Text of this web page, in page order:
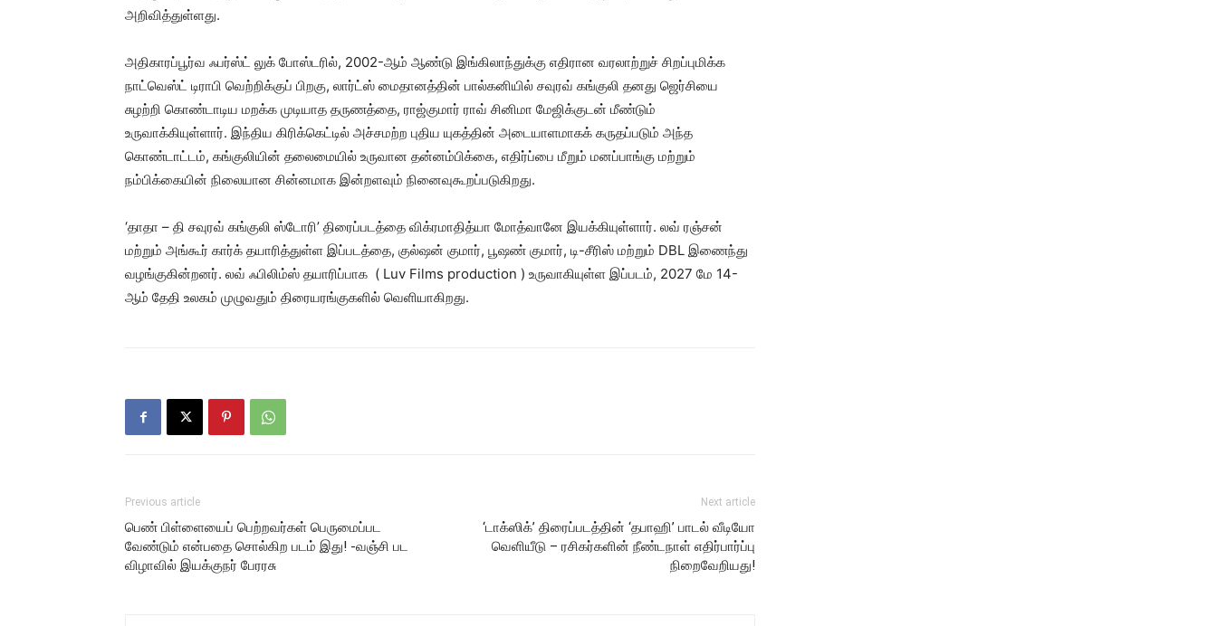
அறிவித்துள்ளது.
அதிகாரப்பூர்வ ஃபர்ஸ்ட் லுக் போஸ்டரில், 2002-ஆம் ஆண்டு இங்கிலாந்துக்கு எதிரான வரலாற்றுச் சிறப்புமிக்க
நாட்வெஸ்ட் டிராபி வெற்றிக்குப் பிறகு, லார்ட்ஸ் மைதானத்தின் பால்கனியில் சவுரவ் கங்குலி தனது ஜெர்சியை
சுழற்றி கொண்டாடிய மறக்க முடியாத தருணத்தை, ராஜ்குமார் ராவ் சினிமா மேஜிக்குடன் மீண்டும்
உருவாக்கியுள்ளார். இந்திய கிரிக்கெட்டில் அச்சமற்ற புதிய யுகத்தின் அடையாளமாகக் கருதப்படும் அந்த
கொண்டாட்டம், கங்குலியின் தலைமையில் உருவான தன்னம்பிக்கை, எதிர்ப்பை மீறும் மனப்பாங்கு மற்றும்
நம்பிக்கையின் நிலையான சின்னமாக இன்றளவும் நினைவுகூறப்படுகிறது.
‘தாதா – தி சவுரவ் கங்குலி ஸ்டோரி’ திரைப்படத்தை விக்ரமாதித்யா மோத்வானே இயக்கியுள்ளார். லவ் ரஞ்சன்
மற்றும் அங்கூர் கார்க் தயாரித்துள்ள இப்படத்தை, குல்ஷன் குமார், பூஷண் குமார், டி-சீரிஸ் மற்றும் DBL இணைந்து
வழங்குகின்றனர். லவ் ஃபிலிம்ஸ் தயாரிப்பாக ( Luv Films production ) உருவாகியுள்ள இப்படம், 2027 மே 14-
ஆம் தேதி உலகம் முழுவதும் திரையரங்குகளில் வெளியாகிறது.
Previous article
பெண் பிள்ளையைப் பெற்றவர்கள் பெருமைப்பட
வேண்டும் என்பதை சொல்கிற படம் இது! -வஞ்சி பட
விழாவில் இயக்குநர் பேரரசு
Next article
‘டாக்ஸிக்’ திரைப்படத்தின் ‘தபாஹி’ பாடல் வீடியோ
வெளியீடு – ரசிகர்களின் நீண்டநாள் எதிர்பார்ப்பு
நிறைவேறியது!